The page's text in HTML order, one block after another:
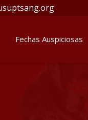
Fechas Auspiciosas